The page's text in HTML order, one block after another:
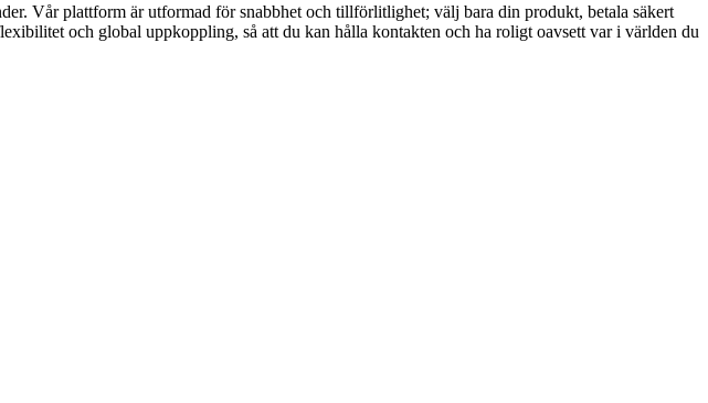
Vår plattform är utformad för snabbhet och tillförlitlighet; välj bara din produkt, betala säkert
och global uppkoppling, så att du kan hålla kontakten och ha roligt oavsett var i världen du